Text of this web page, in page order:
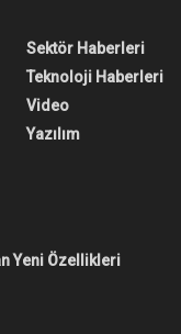
Filmler
filmleri
pişman
emin olun.